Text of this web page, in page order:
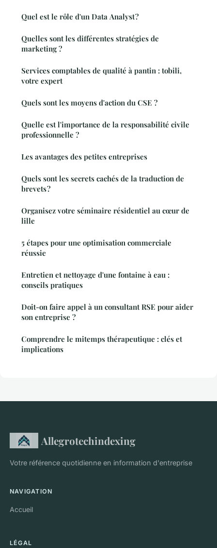
Quel est le rôle d'un Data Analyst ?
Quelles sont les différentes stratégies de
marketing ?
Services comptables de qualité à pantin : tobili,
votre expert
Quels sont les moyens d'action du CSE ?
Quelle est l'importance de la responsabilité civile
professionnelle ?
Les avantages des petites entreprises
Quels sont les secrets cachés de la traduction de
brevets ?
Organisez votre séminaire résidentiel au cœur de
lille
5 étapes pour une optimisation commerciale
réussie
Entretien et nettoyage d'une fontaine à eau :
conseils pratiques
Doit-on faire appel à un consultant RSE pour aider
son entreprise ?
Comprendre le mitemps thérapeutique : clés et
implications
Allegrotechindexing
Votre référence quotidienne en information d'entreprise
NAVIGATION
Accueil
LÉGAL